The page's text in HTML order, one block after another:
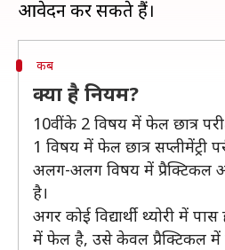
कब
क्या है नियम?
10वीं के 2 विषय में फेल छात्र
1 विषय में फेल छात्र सप्लीमेंट्री
अलग-अलग विषय में प्रैक्टिकल और
है।
अगर कोई विद्यार्थी थ्योरी में
में फेल है, उसे केवल प्रैक्टिकल में